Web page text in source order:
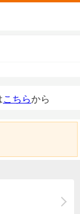
こちらから